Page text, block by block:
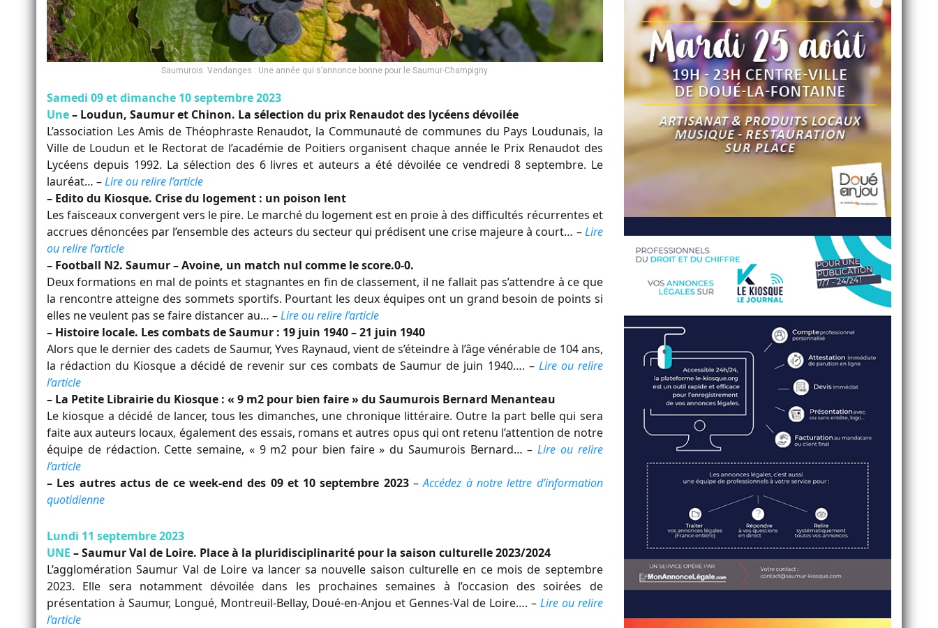
Saumurois. Vendanges : Une année qui s’annonce bonne pour le Saumur-Champigny
Samedi 09 et dimanche 10 septembre 2023
Une– Loudun, Saumur et Chinon. La sélection du prix Renaudot des lycéens dévoilée
L’association Les Amis de Théophraste Renaudot, la Communauté de communes du Pays Loudunais, la
Ville de Loudun et le Rectorat de l’académie de Poitiers organisent chaque année le Prix Renaudot des
Lycéens depuis 1992. La sélection des 6 livres et auteurs a été dévoilée ce vendredi 8 septembre. Le
lauréat… –Lire ou relire l’article
– Edito du Kiosque. Crise du logement : un poison lent
Les faisceaux convergent vers le pire. Le marché du logement est en proie à des difficultés récurrentes et
accrues dénoncées par l’ensemble des acteurs du secteur qui prédisent une crise majeure à court… –Lire
ou relire l’article
– Football N2. Saumur – Avoine, un match nul comme le score.0-0.
Deux formations en mal de points et stagnantes en fin de classement, il ne fallait pas s’attendre à ce que
la rencontre atteigne des sommets sportifs. Pourtant les deux équipes ont un grand besoin de points si
elles ne veulent pas se faire distancer au… –Lire ou relire l’article
– Histoire locale. Les combats de Saumur : 19 juin 1940 – 21 juin 1940
Alors que le dernier des cadets de Saumur, Yves Raynaud, vient de s’éteindre à l’âge vénérable de 104 ans,
la rédaction du Kiosque a décidé de revenir sur ces combats de Saumur de juin 1940…. – Lire ou relire
l’article
– La Petite Librairie du Kiosque : « 9 m2 pour bien faire » du Saumurois Bernard Menanteau
Le kiosque a décidé de lancer, tous les dimanches, une chronique littéraire. Outre la part belle qui sera
faite aux auteurs locaux, également des essais, romans et autres opus qui ont retenu l’attention de notre
équipe de rédaction. Cette semaine, « 9 m2 pour bien faire » du Saumurois Bernard… –Lire ou relire
l’article
– Les autres actus de ce week-end des 09 et 10 septembre 2023–Accédez à notre lettre d’information
quotidienne
Lundi 11 septembre 2023
UNE – Saumur Val de Loire. Place à la pluridisciplinarité pour la saison culturelle 2023/2024
L’agglomération Saumur Val de Loire va lancer sa nouvelle saison culturelle en ce mois de septembre
2023. Elle sera notamment dévoilée dans les prochaines semaines à l’occasion des soirées de
présentation à Saumur, Longué, Montreuil-Bellay, Doué-en-Anjou et Gennes-Val de Loire…. – Lire ou relire
l’article